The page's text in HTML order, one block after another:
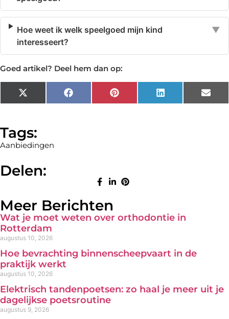
Hoe weet ik welk speelgoed mijn kind
interesseert?
▼
Goed artikel? Deel hem dan op:
X
(Twitter)
Facebook Pinterest LinkedIn
Tags:
Aanbiedingen
Delen:
Meer Berichten
Wat je moet weten over orthodontie in
Rotterdam
augustus 10, 2026
Hoe bevrachting binnenscheepvaart in de
praktijk werkt
augustus 10, 2026
Elektrisch tandenpoetsen: zo haal je meer uit je
dagelijkse poetsroutine
augustus 9, 2026